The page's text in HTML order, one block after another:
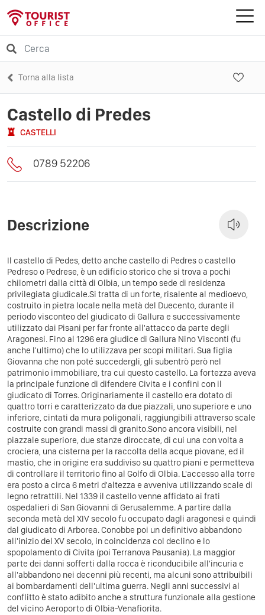
Torna alla lista
Castello di Predes
CASTELLI
0789 52206
Descrizione
Il castello di Pedes, detto anche castello di Pedres o castello
Pedreso o Pedrese, è un edificio storico che si trova a pochi
chilometri dalla città di Olbia, un tempo sede di residenza
privilegiata giudicale.Si tratta di un forte, risalente al medioevo,
costruito in pietra locale nella metà del Duecento, durante il
periodo visconteo del giudicato di Gallura e successivamente
utilizzato dai Pisani per far fronte all'attacco da parte degli
Aragonesi. Fino al 1296 era giudice di Gallura Nino Visconti (fu
anche l'ultimo) che lo utilizzava per scopi militari. Sua figlia
Giovanna che non poté succedergli, gli subentrò però nel
patrimonio immobiliare, tra cui questo castello. La fortezza aveva
la principale funzione di difendere Civita e i confini con il
giudicato di Torres. Originariamente il castello era dotato di
quattro torri e caratterizzato da due piazzali, uno superiore e uno
inferiore, cintati da mura poligonali, raggiungibili attraverso scale
costruite con grandi massi di granito.Sono ancora visibili, nel
piazzale superiore, due stanze diroccate, di cui una con volta a
crociera, una cisterna per la raccolta della acque piovane, ed il
mastio, che in origine era suddiviso su quattro piani e permetteva
di controllare il territorio fino al Golfo di Olbia. L'accesso alla torre
era posto a circa 6 metri d'altezza e avveniva utilizzando scale di
legno retrattili. Nel 1339 il castello venne affidato ai frati
ospedalieri di San Giovanni di Gerusalemme. A partire dalla
seconda metà del XIV secolo fu occupato dagli aragonesi e quindi
dal giudicato di Arborea. Conobbe poi un definitivo abbandono
all'inizio del XV secolo, in coincidenza col declino e lo
spopolamento di Civita (poi Terranova Pausania). La maggior
parte dei danni sofferti dalla rocca è riconducibile all'incuria e
all'abbandono nei decenni più recenti, ma alcuni sono attribuibili
ai bombardamenti dell'ultima guerra. Negli anni successivi al
conflitto è stato adibito anche a struttura funzionale alla gestione
del vicino Aeroporto di Olbia-Venafiorita.